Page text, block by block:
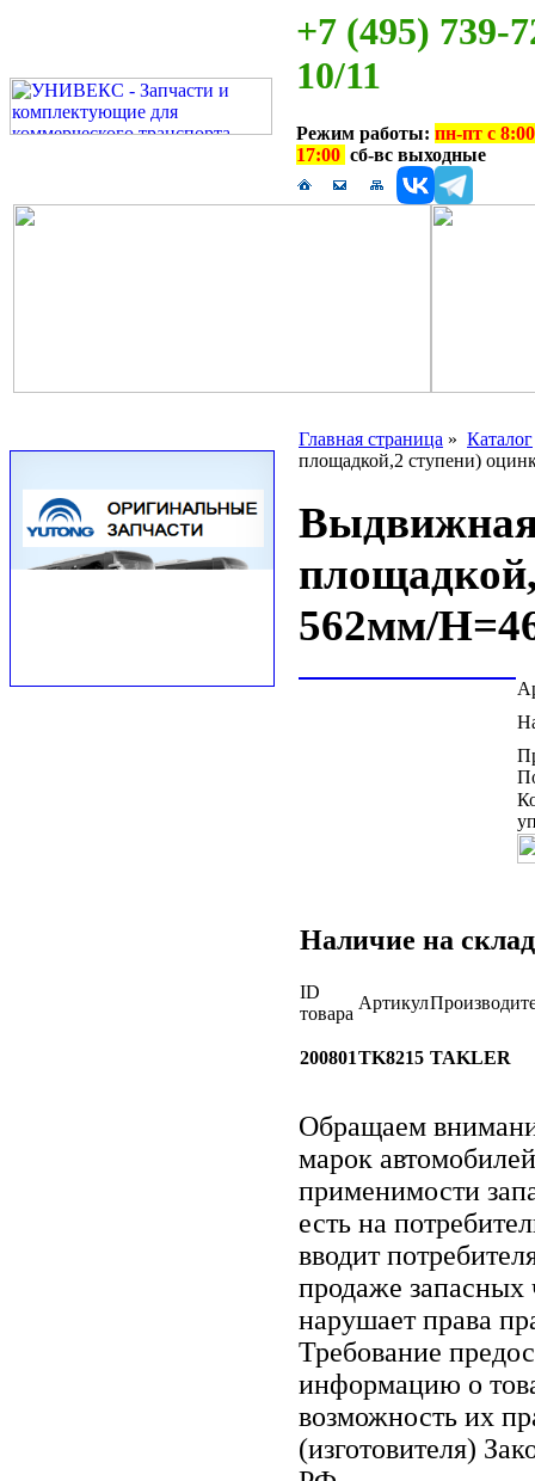
+7 (495) 739-
10/11
Режим работы: пн-пт с
17:00 сб-вс выходные
Главная страница » Каталог
площадкой,2 ступени)
Выдвижная
562мм/
Наличие на
ID
товара
Артикул
200801TK8215 TAKLER
Обращаем
марок
применимости
есть на
вводит
продаже запасных
нарушает права
Требование
информацию о
возможность их
(изготовителя)